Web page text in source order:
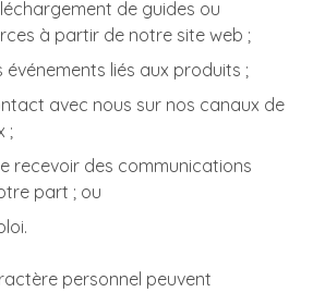
de guides ou
à partir de notre site web ;
événements liés aux produits ;
avec nous sur nos canaux de
;
recevoir des communications
part ; ou
personnel peuvent